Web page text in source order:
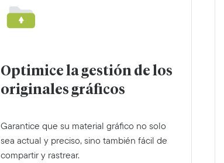
Optimice la gestión de los
originales gráficos
Garantice que su material gráfico no solo
sea actual y preciso, sino también fácil de
compartir y rastrear.